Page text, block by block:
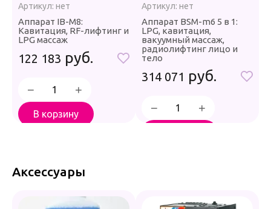
Артикул: нет
Аппарат IB-M8:
Кавитация, RF-лифтинг и
LPG массаж
122 183 руб.
− +
В корзину
Артикул: нет
Аппарат BSM-m6 5 в 1:
LPG, кавитация,
вакуумный массаж,
радиолифтинг лицо и
тело
314 071 руб.
− +
Аксессуары